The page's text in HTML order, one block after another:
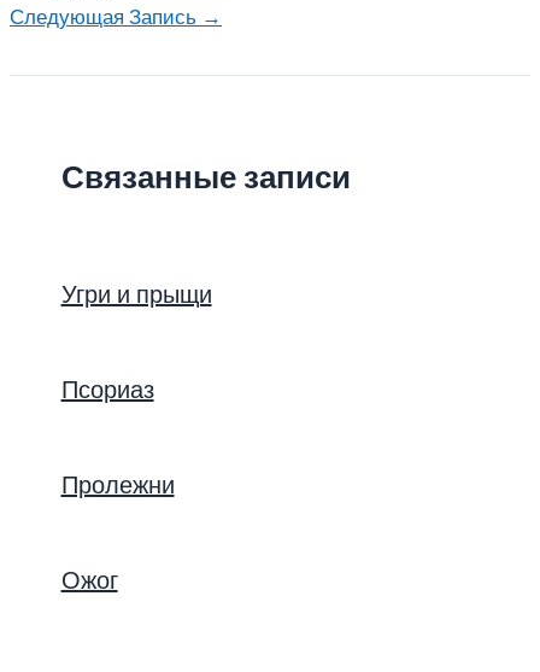
Следующая Запись →
Связанные записи
Угри и прыщи
Псориаз
Пролежни
Ожог